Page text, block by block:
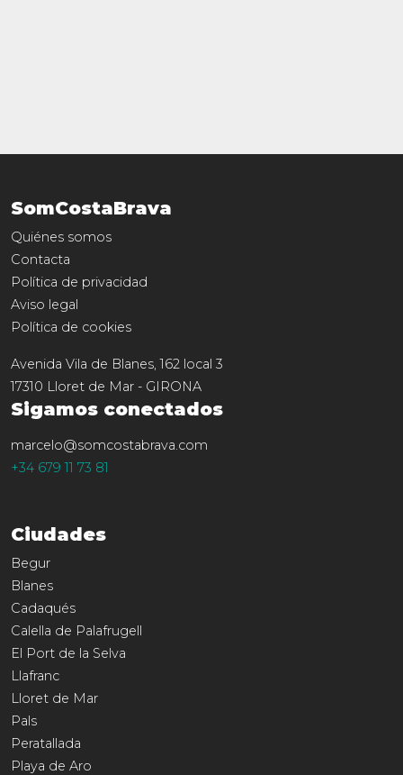
SomCostaBrava
Quiénes somos
Contacta
Política de privacidad
Aviso legal
Política de cookies
Avenida Vila de Blanes, 162 local 3
17310 Lloret de Mar - GIRONA
Sigamos conectados
marcelo@somcostabrava.com
+34 679 11 73 81
Ciudades
Begur
Blanes
Cadaqués
Calella de Palafrugell
El Port de la Selva
Llafranc
Lloret de Mar
Pals
Peratallada
Playa de Aro